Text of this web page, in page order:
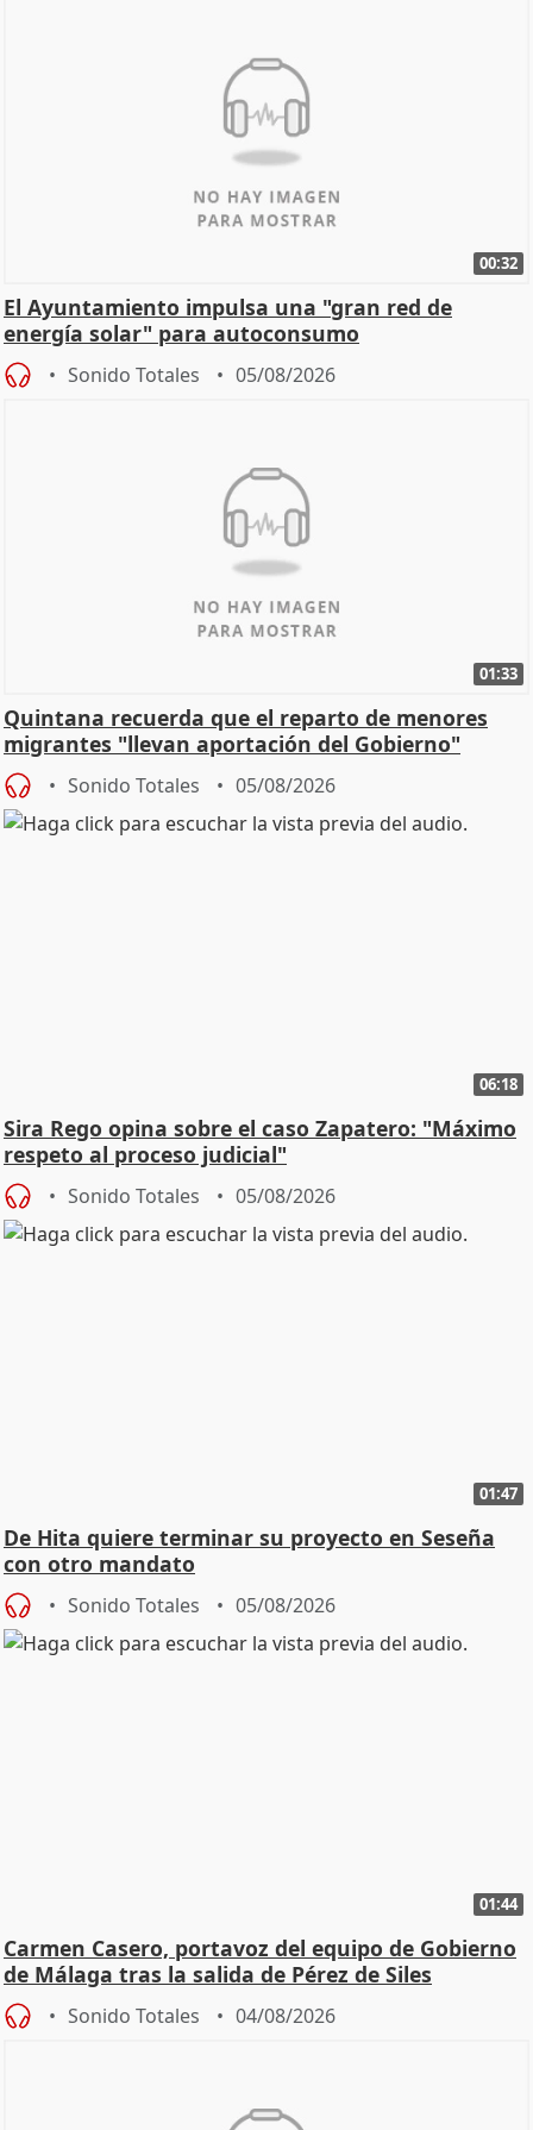
00:32
El Ayuntamiento impulsa una "gran red de
energía solar" para autoconsumo
Sonido Totales 05/08/2026
01:33
Quintana recuerda que el reparto de menores
migrantes "llevan aportación del Gobierno"
central
Sonido Totales 05/08/2026
06:18
Sira Rego opina sobre el caso Zapatero: "Máximo
respeto al proceso judicial"
Sonido Totales 05/08/2026
01:47
De Hita quiere terminar su proyecto en Seseña
con otro mandato
Sonido Totales 05/08/2026
01:44
Carmen Casero, portavoz del equipo de Gobierno
de Málaga tras la salida de Pérez de Siles
Sonido Totales 04/08/2026